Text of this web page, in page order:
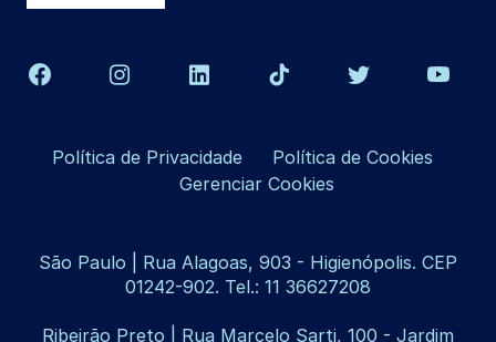
Política de Privacidade
Política de Cookies
Gerenciar Cookies
São Paulo | Rua Alagoas, 903 - Higienópolis. CEP
01242-902. Tel.: 11 36627208
Ribeirão Preto | Rua Marcelo Sarti, 100 - Jardim